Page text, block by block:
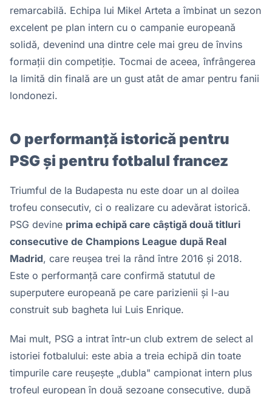
remarcabilă. Echipa lui Mikel Arteta a îmbinat un sezon
excelent pe plan intern cu o campanie europeană
solidă, devenind una dintre cele mai greu de învins
formații din competiție. Tocmai de aceea, înfrângerea
la limită din finală are un gust atât de amar pentru fanii
londonezi.
O performanță istorică pentru
PSG și pentru fotbalul francez
Triumful de la Budapesta nu este doar un al doilea
trofeu consecutiv, ci o realizare cu adevărat istorică.
PSG devine prima echipă care câștigă două titluri
consecutive de Champions League după Real
Madrid, care reușea trei la rând între 2016 și 2018.
Este o performanță care confirmă statutul de
superputere europeană pe care parizienii și l-au
construit sub bagheta lui Luis Enrique.
Mai mult, PSG a intrat într-un club extrem de select al
istoriei fotbalului: este abia a treia echipă din toate
timpurile care reușește „dubla" campionat intern plus
trofeul european în două sezoane consecutive, după